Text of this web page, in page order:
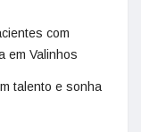
com
em Valinhos
talento e sonha